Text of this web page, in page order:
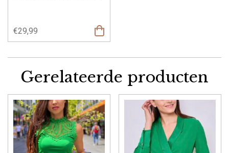
€29,99
Gerelateerde producten